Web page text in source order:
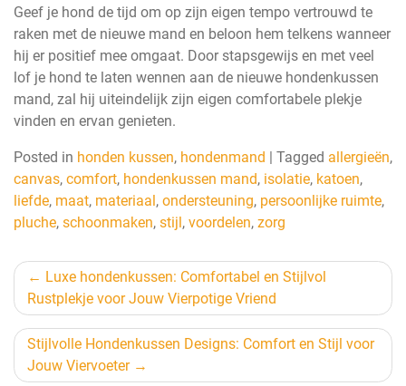
Geef je hond de tijd om op zijn eigen tempo vertrouwd te
raken met de nieuwe mand en beloon hem telkens wanneer
hij er positief mee omgaat. Door stapsgewijs en met veel
lof je hond te laten wennen aan de nieuwe hondenkussen
mand, zal hij uiteindelijk zijn eigen comfortabele plekje
vinden en ervan genieten.
Posted in honden kussen, hondenmand | Tagged allergieën,
canvas, comfort, hondenkussen mand, isolatie, katoen,
liefde, maat, materiaal, ondersteuning, persoonlijke ruimte,
pluche, schoonmaken, stijl, voordelen, zorg
Berichtnavigatie
Luxe hondenkussen: Comfortabel en Stijlvol
Rustplekje voor Jouw Vierpotige Vriend
Stijlvolle Hondenkussen Designs: Comfort en Stijl voor
Jouw Viervoeter